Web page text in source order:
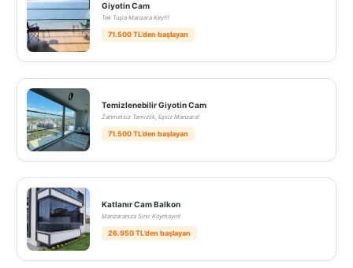
Giyotin Cam
Tek Tuşla Manzara Keyfi!
71.500 TL’den başlayan
Temizlenebilir Giyotin Cam
Zahmetsiz Temizlik, Eşsiz Manzara!
71.500 TL’den başlayan
Katlanır Cam Balkon
Manzaranıza Sınır Koymayın!
26.950 TL’den başlayan